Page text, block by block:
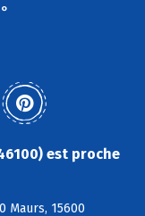
est proche
Maurs, 15600